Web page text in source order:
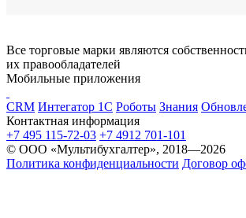
Все торговые марки являются
их правообладателей
Мобильные приложения
CRM Интегатор 1С Роботы Знания
Контактная информация
+7 495 115-72-03 +7 4912 701-101
© ООО «Мультибухгалтер», 2018—2026
Политика конфиденциальности Договор